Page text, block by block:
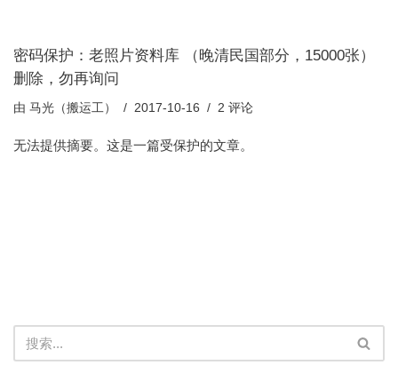
密码保护：老照片资料库 （晚清民国部分，15000张）
删除，勿再询问
由 马光（搬运工） 2017-10-16 2 评论
无法提供摘要。这是一篇受保护的文章。